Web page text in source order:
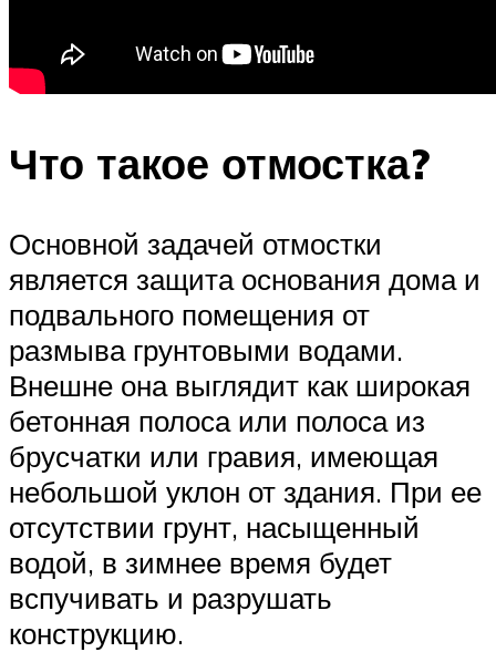
Что такое отмостка?
Основной задачей отмостки
является защита основания дома и
подвального помещения от
размыва грунтовыми водами.
Внешне она выглядит как широкая
бетонная полоса или полоса из
брусчатки или гравия, имеющая
небольшой уклон от здания. При ее
отсутствии грунт, насыщенный
водой, в зимнее время будет
вспучивать и разрушать
конструкцию.